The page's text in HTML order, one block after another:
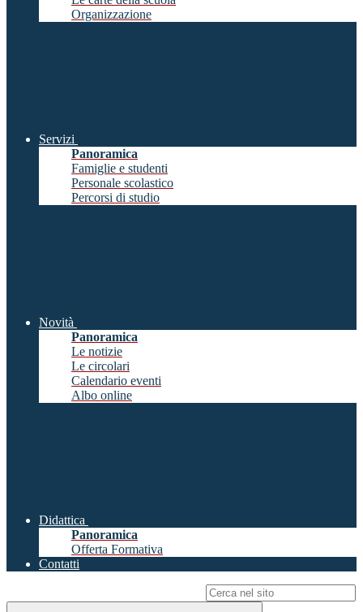
Organizzazione
Servizi
Panoramica
Famiglie e studenti
Personale scolastico
Percorsi di studio
Novità
Panoramica
Le notizie
Le circolari
Calendario eventi
Albo online
Didattica
Panoramica
Offerta Formativa
Contatti